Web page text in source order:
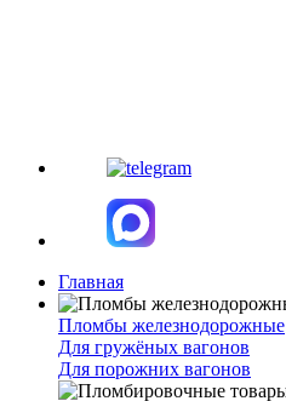
Главная
Пломбы железнодорожные
Для гружёных вагонов
Для порожних вагонов